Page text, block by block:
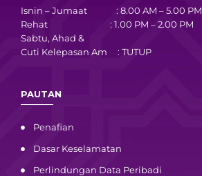
Isnin – Jumaat : 8.00 AM – 5.00 PM
Rehat : 1.00 PM – 2.00 PM
Sabtu, Ahad &
Cuti Kelepasan Am : TUTUP
PAUTAN
Penafian
Dasar Keselamatan
Perlindungan Data Peribadi